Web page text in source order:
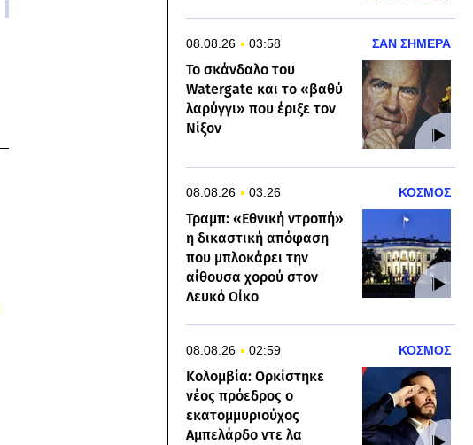
08.08.26 03:58 ΣΑΝ ΣΗΜΕΡΑ
Το σκάνδαλο του
Watergate και το «βαθύ
λαρύγγι» που έριξε τον
Νίξον
08.08.26 03:26 ΚΟΣΜΟΣ
Τραμπ: «Εθνική ντροπή»
η δικαστική απόφαση
που μπλοκάρει την
αίθουσα χορού στον
Λευκό Οίκο
08.08.26 02:59 ΚΟΣΜΟΣ
Κολομβία: Ορκίστηκε
νέος πρόεδρος ο
εκατομμυριούχος
Αμπελάρδο ντε λα